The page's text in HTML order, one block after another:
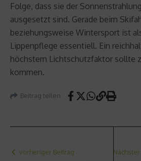
Folge, dass sie der
ausgesetzt sind. Gerade beim
beziehungsweise Wintersport ist
Lippenpflege essentiell. Ein
höchstem Lichtschutzfaktor sollte
kommen.
Beitrag teilen
vorheriger Beitrag